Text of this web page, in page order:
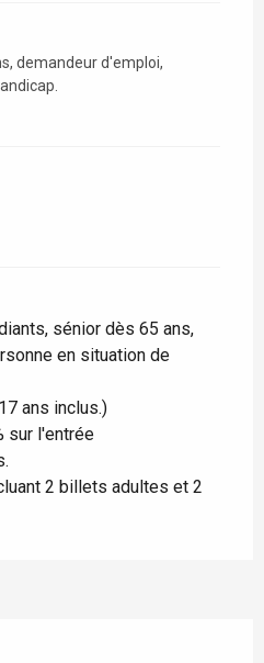
demandeur d'emploi,
sénior dès 65 ans,
en situation de
ans inclus.)
sur l'entrée
2 billets adultes et 2